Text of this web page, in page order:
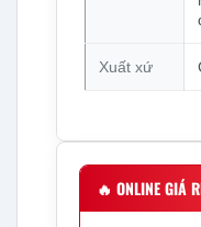
Xuất xứ
🔥 ONLINE GIÁ